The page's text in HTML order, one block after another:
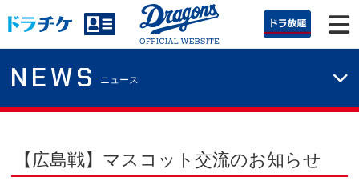
NEWS ニュース
【広島戦】マスコット交流のお知らせ